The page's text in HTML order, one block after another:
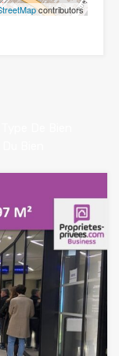
contributors